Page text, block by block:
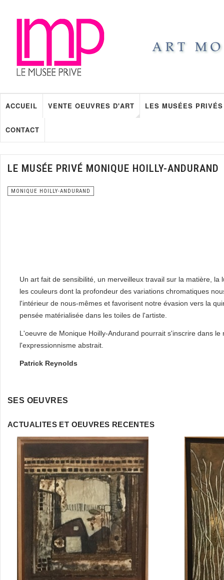
ACCUEIL VENTE OEUVRES D'ART LES MUSÉES PRIVÉS
CONTACT
LE MUSÉE PRIVÉ MONIQUE HOILLY-ANDURAND
MONIQUE HOILLY-ANDURAND
Un art fait de sensibilité, un merveilleux travail sur la matière, la
les couleurs dont la profondeur des variations chromatiques
l'intérieur de nous-mêmes et favorisent notre évasion vers la
pensée matérialisée dans les toiles de l'artiste.
L'oeuvre de Monique Hoilly-Andurand pourrait s'inscrire dans le
l'expressionnisme abstrait.
Patrick Reynolds
SES OEUVRES
ACTUALITES ET OEUVRES RECENTES